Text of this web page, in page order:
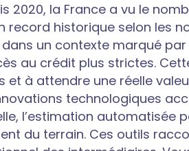
2020, la France a vu le
record historique selon les
un contexte marqué
au crédit plus strictes.
et à attendre une réelle
technologiques
l’estimation automatisée
du terrain. Ces outils